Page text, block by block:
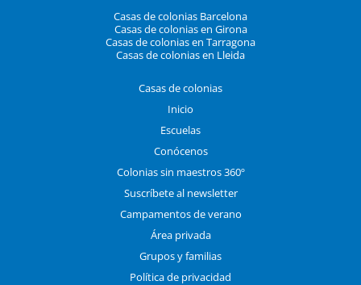
Casas de colonias Barcelona
Casas de colonias en Girona
Casas de colonias en Tarragona
Casas de colonias en Lleida
Casas de colonias
Inicio
Escuelas
Conócenos
Colonias sin maestros 360º
Suscríbete al newsletter
Campamentos de verano
Área privada
Grupos y familias
Política de privacidad